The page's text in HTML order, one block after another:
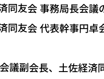
友会 事務局長会議
友会 代表幹事円卓
副会長、土佐経済